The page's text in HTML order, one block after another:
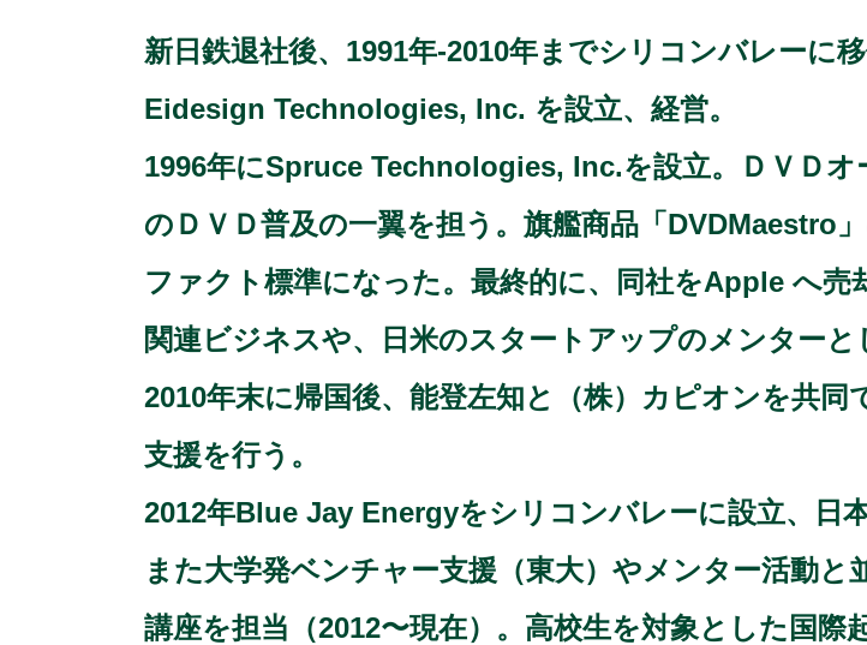
新日鉄退社後、1991年-2010年までシリコンバレーに
Eidesign Technologies, Inc. を設立、経営。
1996年にSpruce Technologies, Inc.を設立。ＤＶＤ
のＤＶＤ普及の一翼を担う。旗艦商品「DVDMaestro
ファクト標準になった。最終的に、同社をApple へ
関連ビジネスや、日米のスタートアップのメンターと
2010年末に帰国後、能登左知と（株）カピオンを共
支援を行う。
2012年Blue Jay Energyをシリコンバレーに設立、日
また大学発ベンチャー支援（東大）やメンター活動
講座を担当（2012〜現在）。高校生を対象とした国